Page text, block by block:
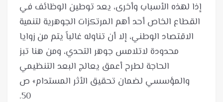
إذا لهذه الأسباب وأخرى، يعد توطين الوظائف في
القطاع الخاص أحد أهم المرتكزات الجوهرية لتنمية
الاقتصاد الوطني، إلا أن تناوله غالباً يتم من زوايا
محدودة لاتلامس جوهر التحدي، ومن هنا تبز
الحاجة لطرح أعمق يعالج البعد التنظيمي
والمؤسسي لضمان تحقيق الأثر المستدام» ص